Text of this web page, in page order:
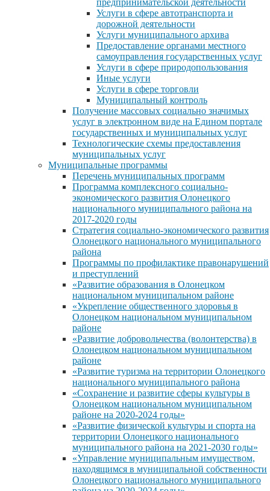
Услуги в сфере автотранспорта и
дорожной деятельности
Услуги муниципального архива
Предоставление органами местного
самоуправления государственных услуг
Услуги в сфере природопользования
Иные услуги
Услуги в сфере торговли
Муниципальный контроль
Получение массовых социально значимых
услуг в электронном виде на Едином портале
государственных и муниципальных услуг
Технологические схемы предоставления
муниципальных услуг
Муниципальные программы
Перечень муниципальных программ
Программа комплексного социально-
экономического развития Олонецкого
национального муниципального района на
2017-2020 годы
Стратегия социально-экономического развития
Олонецкого национального муниципального
района
Программы по профилактике правонарушений
и преступлений
«Развитие образования в Олонецком
национальном муниципальном районе
«Укрепление общественного здоровья в
Олонецком национальном муниципальном
районе
«Развитие добровольчества (волонтерства) в
Олонецком национальном муниципальном
районе
«Развитие туризма на территории Олонецкого
национального муниципального района
«Сохранение и развитие сферы культуры в
Олонецком национальном муниципальном
районе на 2020-2024 годы»
«Развитие физической культуры и спорта на
территории Олонецкого национального
муниципального района на 2021-2030 годы»
«Управление муниципальным имуществом,
находящимся в муниципальной собственности
Олонецкого национального муниципального